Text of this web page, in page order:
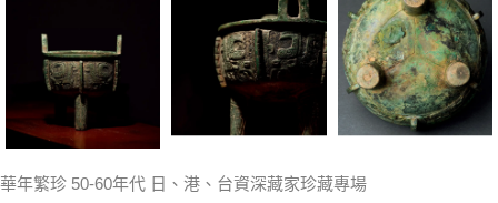
華年繁珍 50-60年代 日、港、台資深藏家珍藏專場